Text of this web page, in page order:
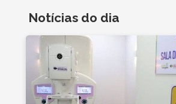
Notícias do dia